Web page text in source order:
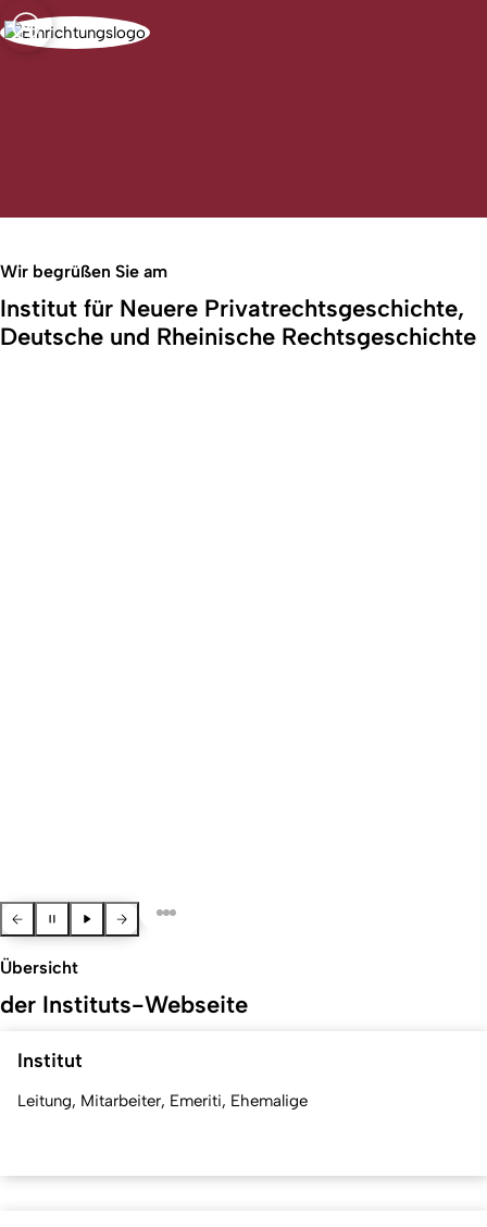
Köln
und
Suche öffnen
Open quicklink menu
Wir begrüßen Sie am
Institut für Neuere Privatrechtsgeschichte,
Deutsche und Rheinische Rechtsgeschichte
Previous Slide
Pause slider
Resume slider
Next slide
Übersicht
der Instituts-Webseite
Institut
Leitung, Mitarbeiter, Emeriti, Ehemalige